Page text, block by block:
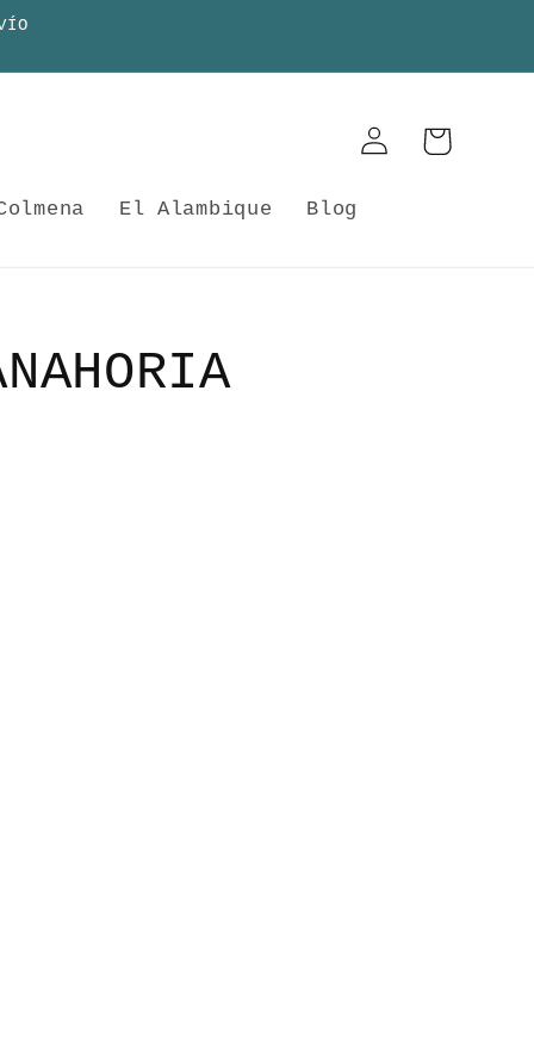
El Alambique Blog
Iniciar
sesión
Carrito